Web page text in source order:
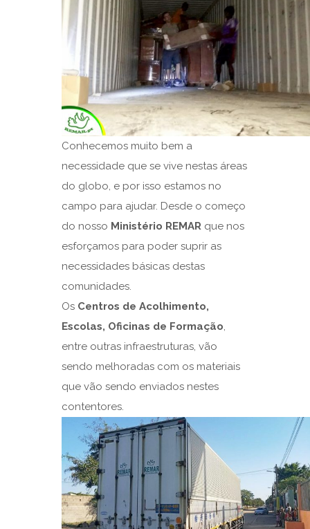
Conhecemos muito bem a
necessidade que se vive nestas áreas
do globo, e por isso estamos no
campo para ajudar. Desde o começo
do nosso Ministério REMAR que nos
esforçamos para poder suprir as
necessidades básicas destas
comunidades.
Os Centros de Acolhimento,
Escolas, Oficinas de Formação,
entre outras infraestruturas, vão
sendo melhoradas com os materiais
que vão sendo enviados nestes
contentores.